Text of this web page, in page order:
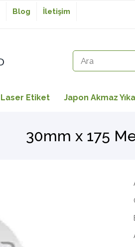
Blog
İletişim
Laser Etiket Japon Akmaz
30mm x 175